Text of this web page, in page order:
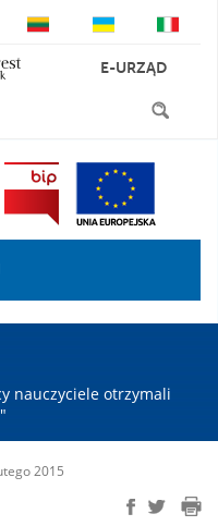
E-URZĄD
nauczyciele otrzymali
2015